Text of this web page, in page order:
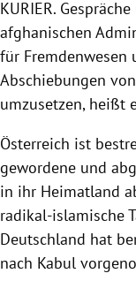
KURIER.
afghanischen
für Fremdenwesen
Abschiebungen
umzusetzen, heißt
Österreich ist
gewordene und
in ihr Heimatland
radikal-islamische
Deutschland hat
nach Kabul